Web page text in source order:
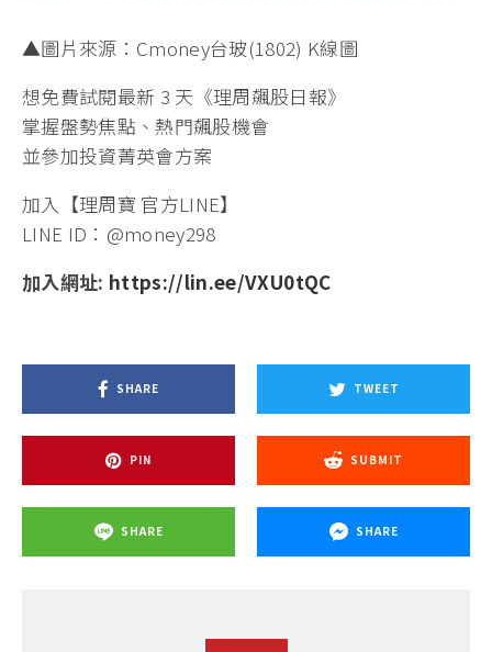
▲圖片來源：Cmoney台玻(1802) K線圖
想免費試閱最新 3 天《理周飆股日報》
掌握盤勢焦點、熱門飆股機會
並參加投資菁英會方案
加入【理周寶 官方LINE】
LINE ID：@money298
加入網址: https://lin.ee/VXU0tQC
SHARE TWEET
PIN SUBMIT
SHARE SHARE